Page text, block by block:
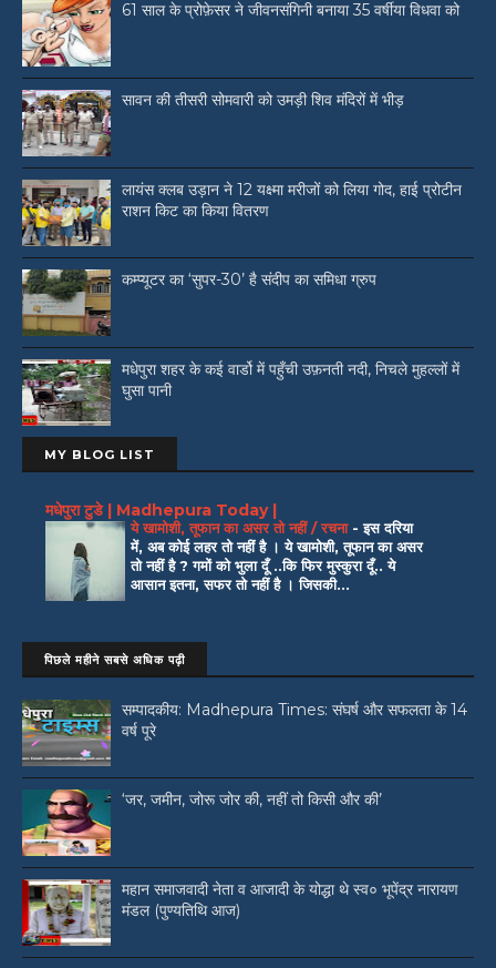
61 साल के प्रोफ़ेसर ने जीवनसंगिनी बनाया 35 वर्षीया विधवा को
सावन की तीसरी सोमवारी को उमड़ी शिव मंदिरों में भीड़
लायंस क्लब उड़ान ने 12 यक्ष्मा मरीजों को लिया गोद, हाई प्रोटीन
राशन किट का किया वितरण
कम्प्यूटर का ‘सुपर-30’ है संदीप का समिधा ग्रुप
मधेपुरा शहर के कई वार्डो में पहुँची उफ़नती नदी, निचले मुहल्लों में
घुसा पानी
MY BLOG LIST
मधेपुरा टुडे | Madhepura Today |
ये खामोशी, तूफान का असर तो नहीं / रचना -इस दरिया
में, अब कोई लहर तो नहीं है । ये खामोशी, तूफान का असर
तो नहीं है ? गमों को भुला दूँ ..कि फिर मुस्कुरा दूँ.. ये
आसान इतना, सफर तो नहीं है । जिसकी...
पिछले महीने सबसे अधिक पढ़ी
सम्पादकीय: Madhepura Times: संघर्ष और सफलता के 14
वर्ष पूरे
‘जर, जमीन, जोरू जोर की, नहीं तो किसी और की’
महान समाजवादी नेता व आजादी के योद्धा थे स्व० भूपेंद्र नारायण
मंडल (पुण्यतिथि आज)